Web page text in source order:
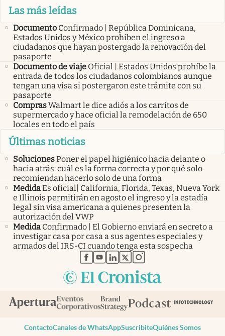
Las más leídas
Documento Confirmado | República Dominicana,
Estados Unidos y México prohíben el ingreso a
ciudadanos que hayan postergado la renovación del
pasaporte
Documento de viaje Oficial | Estados Unidos prohíbe la
entrada de todos los ciudadanos colombianos aunque
tengan una visa si postergaron este trámite con su
pasaporte
ComprasWalmart le dice adiós a los carritos de
supermercado y hace oficial la remodelación de 650
locales en todo el país
Últimas noticias
SolucionesPoner el papel higiénico hacia delante o
hacia atrás: cuál es la forma correcta y por qué solo
recomiendan hacerlo solo de una forma
MedidaEs oficial| California, Florida, Texas, Nueva York
e Illinois permitirán en agosto el ingreso y la estadía
legal sin visa americana a quienes presenten la
autorización del VWP
Medida Confirmado | El Gobierno enviará en secreto a
investigar casa por casa a sus agentes especiales y
armados del IRS-CI cuando tenga esta sospecha
abre en nueva pestaña
abre en nueva pestaña
abre en nueva pestaña
abre en nueva pestaña
abre en nueva pestaña
ContactoCanales de WhatsAppSuscribiteQuiénes Somos